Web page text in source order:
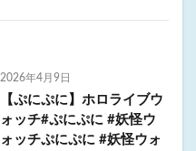
2026年4月9日
【ぷにぷに】ホロライブウ
ォッチ#ぷにぷに #妖怪ウ
ォッチぷにぷに #妖怪ウォ